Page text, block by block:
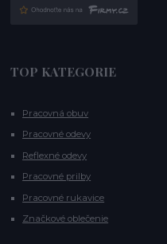
TOP KATEGORIE
Pracovná obuv
Pracovné odevy
Reflexné odevy
Pracovné prilby
Pracovné rukavice
Značkové oblečenie